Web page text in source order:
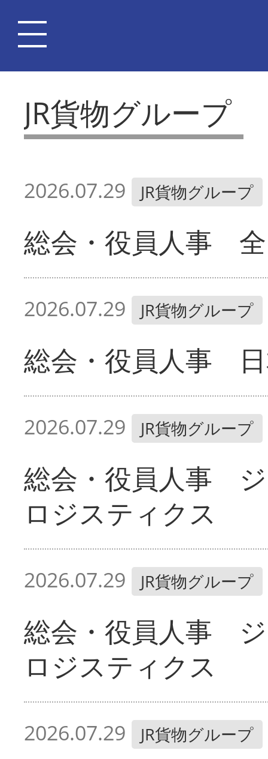
JR貨物グループ
2026.07.29 JR貨物グループ
総会・役員人事
2026.07.29 JR貨物グループ
総会・役員人事
2026.07.29 JR貨物グループ
総会・役員人事
ロジスティクス
2026.07.29 JR貨物グループ
総会・役員人事
ロジスティクス
2026.07.29 JR貨物グループ